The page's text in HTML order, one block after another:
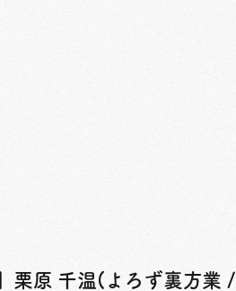
栗原 千温(よろず裏方業 /